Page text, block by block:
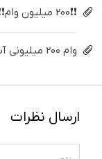
❗❗200 میلیون وام❗❗ فقط با احراز هویت
وام 200 میلیونی آبان تتر. همین الان احراز هویت کن!
ارسال نظرات